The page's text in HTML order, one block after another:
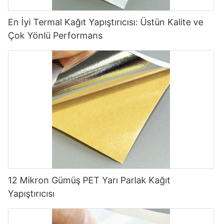
En İyi Termal Kağıt Yapıştırıcısı: Üstün Kalite ve
Çok Yönlü Performans
12 Mikron Gümüş PET Yarı Parlak Kağıt
Yapıştırıcısı